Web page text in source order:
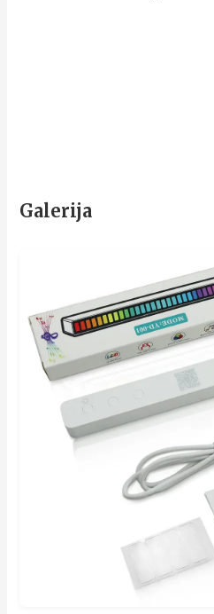
Galerija